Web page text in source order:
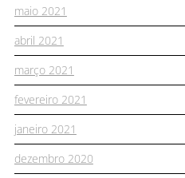
maio 2021
abril 2021
março 2021
fevereiro 2021
janeiro 2021
dezembro 2020